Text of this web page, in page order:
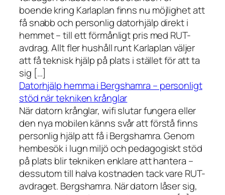
boende kring Karlaplan finns nu möjlighet att
få snabb och personlig datorhjälp direkt i
hemmet – till ett förmånligt pris med RUT-
avdrag. Allt fler hushåll runt Karlaplan väljer
att få teknisk hjälp på plats i stället för att ta
sig […]
Datorhjälp hemma i Bergshamra – personligt
stöd när tekniken krånglar
När datorn krånglar, wifi slutar fungera eller
den nya mobilen känns svår att förstå finns
personlig hjälp att få i Bergshamra. Genom
hembesök i lugn miljö och pedagogiskt stöd
på plats blir tekniken enklare att hantera –
dessutom till halva kostnaden tack vare RUT-
avdraget. Bergshamra. När datorn låser sig,